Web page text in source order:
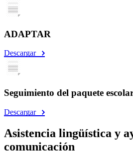
ADAPTAR
Descargar
Seguimiento del paquete
Descargar
Asistencia lingüística y
comunicación